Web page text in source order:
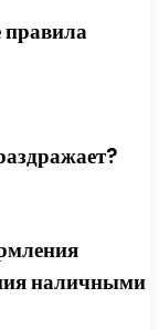
правила
наличными